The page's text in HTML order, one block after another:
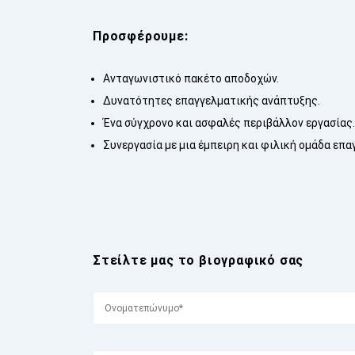
Προσφέρουμε:
Ανταγωνιστικό πακέτο αποδοχών.
Δυνατότητες επαγγελματικής ανάπτυξης.
Ένα σύγχρονο και ασφαλές περιβάλλον εργασίας.
Συνεργασία με μια έμπειρη και φιλική ομάδα
Στείλτε μας το βιογραφικό σας